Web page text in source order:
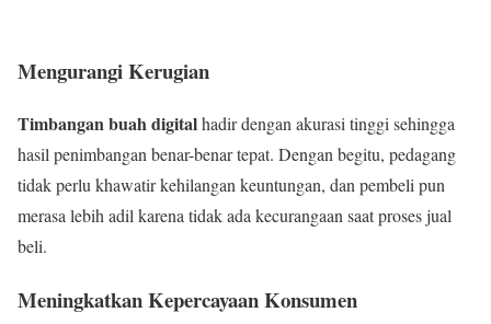
Mengurangi Kerugian
Timbangan buah digitalhadir dengan akurasi tinggi sehingga
hasil penimbangan benar-benar tepat. Dengan begitu, pedagang
tidak perlu khawatir kehilangan keuntungan, dan pembeli pun
merasa lebih adil karena tidak ada kecurangaan saat proses jual
beli.
Meningkatkan Kepercayaan Konsumen